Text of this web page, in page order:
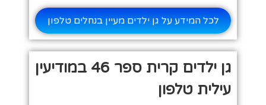
לכל המידע על גן ילדים מעיין בנחלים טלפון
גן ילדים קרית ספר 46 במודיעין
עילית טלפון